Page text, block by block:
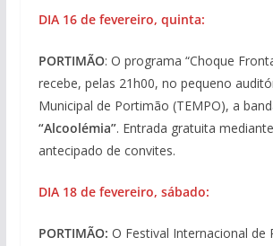
DIA 16 de fevereiro, quinta:
PORTIMÃO: O programa “Choque
recebe, pelas 21h00, no pequeno
Municipal de Portimão (TEMPO), a
“Alcoolémia”. Entrada gratuita
antecipado de convites.
DIA 18 de fevereiro, sábado:
PORTIMÃO: O Festival Internacional de